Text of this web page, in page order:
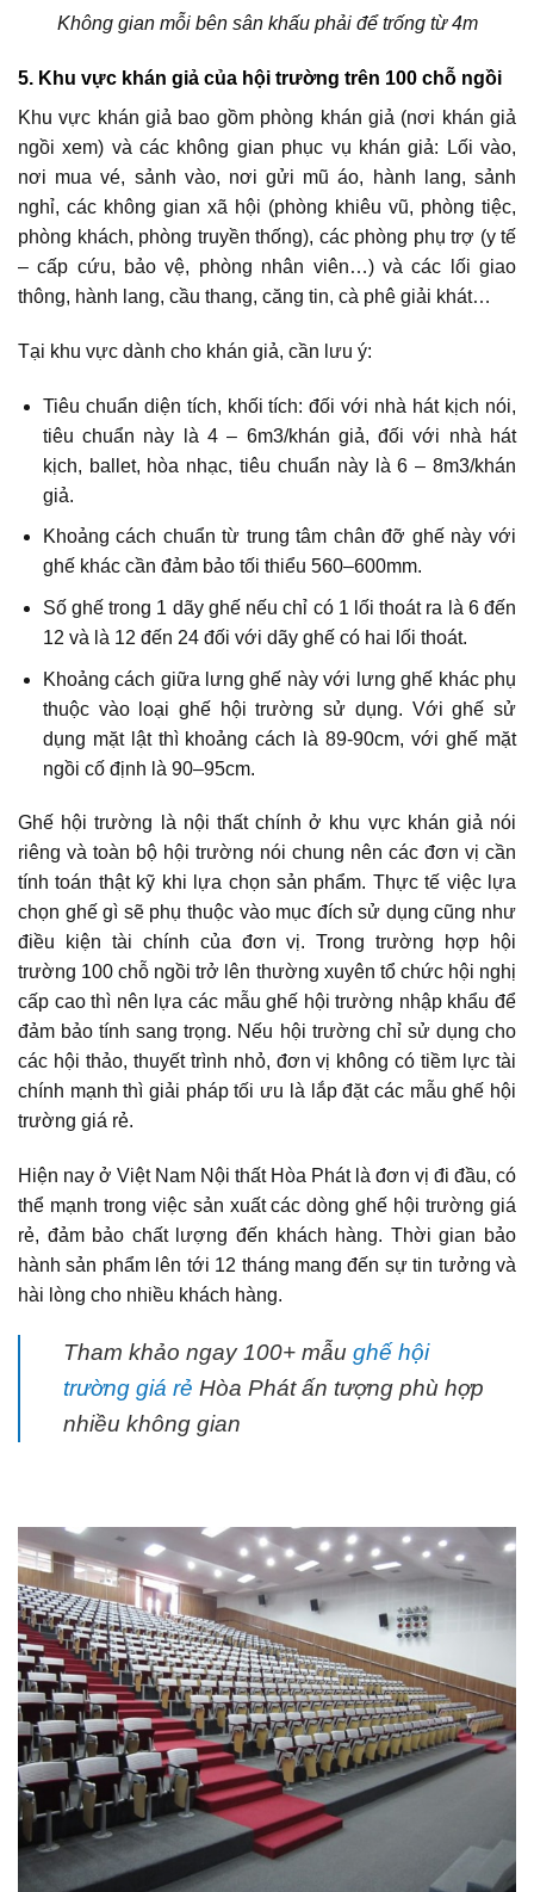
Không gian mỗi bên sân khấu phải để trống từ 4m
5. Khu vực khán giả của hội trường trên 100 chỗ ngồi
Khu vực khán giả bao gồm phòng khán giả (nơi khán giả
ngồi xem) và các không gian phục vụ khán giả: Lối vào,
nơi mua vé, sảnh vào, nơi gửi mũ áo, hành lang, sảnh
nghỉ, các không gian xã hội (phòng khiêu vũ, phòng tiệc,
phòng khách, phòng truyền thống), các phòng phụ trợ (y tế
– cấp cứu, bảo vệ, phòng nhân viên…) và các lối giao
thông, hành lang, cầu thang, căng tin, cà phê giải khát…
Tại khu vực dành cho khán giả, cần lưu ý:
Tiêu chuẩn diện tích, khối tích: đối với nhà hát kịch nói,
tiêu chuẩn này là 4 – 6m3/khán giả, đối với nhà hát
kịch, ballet, hòa nhạc, tiêu chuẩn này là 6 – 8m3/khán
giả.
Khoảng cách chuẩn từ trung tâm chân đỡ ghế này với
ghế khác cần đảm bảo tối thiểu 560–600mm.
Số ghế trong 1 dãy ghế nếu chỉ có 1 lối thoát ra là 6 đến
12 và là 12 đến 24 đối với dãy ghế có hai lối thoát.
Khoảng cách giữa lưng ghế này với lưng ghế khác phụ
thuộc vào loại ghế hội trường sử dụng. Với ghế sử
dụng mặt lật thì khoảng cách là 89-90cm, với ghế mặt
ngồi cố định là 90–95cm.
Ghế hội trường là nội thất chính ở khu vực khán giả nói
riêng và toàn bộ hội trường nói chung nên các đơn vị cần
tính toán thật kỹ khi lựa chọn sản phẩm. Thực tế việc lựa
chọn ghế gì sẽ phụ thuộc vào mục đích sử dụng cũng như
điều kiện tài chính của đơn vị. Trong trường hợp hội
trường 100 chỗ ngồi trở lên thường xuyên tổ chức hội nghị
cấp cao thì nên lựa các mẫu ghế hội trường nhập khẩu để
đảm bảo tính sang trọng. Nếu hội trường chỉ sử dụng cho
các hội thảo, thuyết trình nhỏ, đơn vị không có tiềm lực tài
chính mạnh thì giải pháp tối ưu là lắp đặt các mẫu ghế hội
trường giá rẻ.
Hiện nay ở Việt Nam Nội thất Hòa Phát là đơn vị đi đầu, có
thể mạnh trong việc sản xuất các dòng ghế hội trường giá
rẻ, đảm bảo chất lượng đến khách hàng. Thời gian bảo
hành sản phẩm lên tới 12 tháng mang đến sự tin tưởng và
hài lòng cho nhiều khách hàng.
Tham khảo ngay 100+ mẫu ghế hội
trường giá rẻ Hòa Phát ấn tượng phù hợp
nhiều không gian